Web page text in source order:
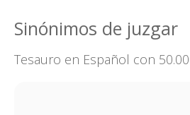
Sinónimos de juzgar
Tesauro en Español con